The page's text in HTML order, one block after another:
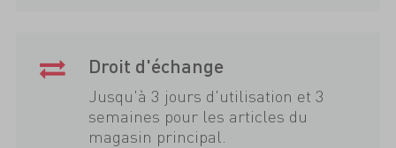
Droit d'échange
Jusqu'à 3 jours d'utilisation et 3
semaines pour les articles du
magasin principal.